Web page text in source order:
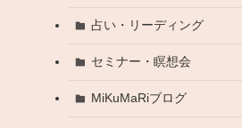
占い・リーディング
セミナー・瞑想会
MiKuMaRiブログ